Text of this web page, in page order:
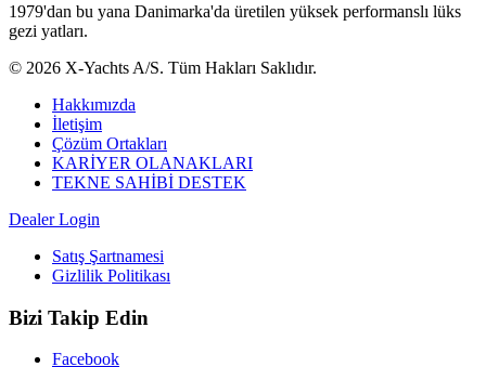
1979'dan bu yana Danimarka'da üretilen yüksek performanslı lüks
gezi yatları.
© 2026 X-Yachts A/S. Tüm Hakları Saklıdır.
Hakkımızda
İletişim
Çözüm Ortakları
KARİYER OLANAKLARI
TEKNE SAHİBİ DESTEK
Dealer Login
Satış Şartnamesi
Gizlilik Politikası
Bizi Takip Edin
Facebook